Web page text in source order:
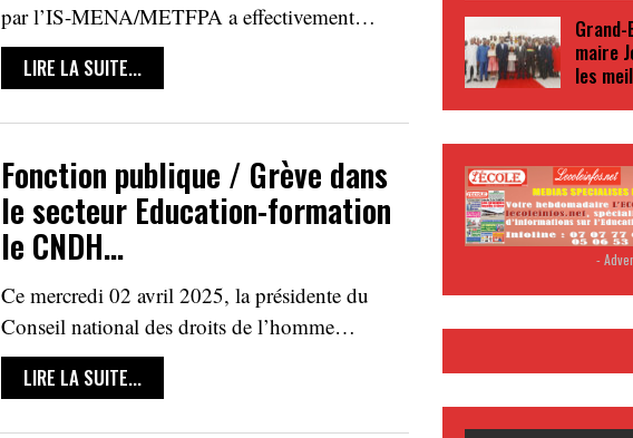
par l’IS-MENA/METFPA a effectivement…
LIRE LA SUITE...
Fonction publique / Grève dans
le secteur Education-formation
le CNDH…
Ce mercredi 02 avril 2025, la présidente du
Conseil national des droits de l’homme…
LIRE LA SUITE...
maire
les
-